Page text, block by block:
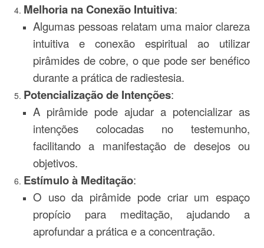
Melhoria na Conexão Intuitiva:
Algumas pessoas relatam uma maior clareza
intuitiva e conexão espiritual ao utilizar
pirâmides de cobre, o que pode ser benéfico
durante a prática de radiestesia.
Potencialização de Intenções:
A pirâmide pode ajudar a potencializar as
intenções colocadas no testemunho,
facilitando a manifestação de desejos ou
objetivos.
Estímulo à Meditação:
O uso da pirâmide pode criar um espaço
propício para meditação, ajudando a
aprofundar a prática e a concentração.